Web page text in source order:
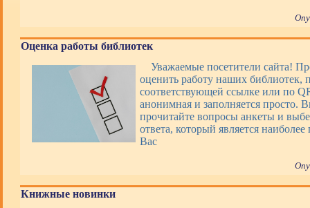
Оценка работы библиотек
Уважаемые посетители сайта!
оценить работу наших библиотек,
соответствующей ссылке или по
анонимная и заполняется просто.
прочитайте вопросы анкеты и
ответа, который является
Вас
Книжные новинки